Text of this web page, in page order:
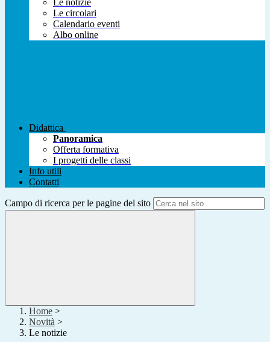
Le notizie
Le circolari
Calendario eventi
Albo online
Didattica
Panoramica
Offerta formativa
I progetti delle classi
Info utili
Contatti
Campo di ricerca per le pagine del sito
Home >
Novità >
Le notizie